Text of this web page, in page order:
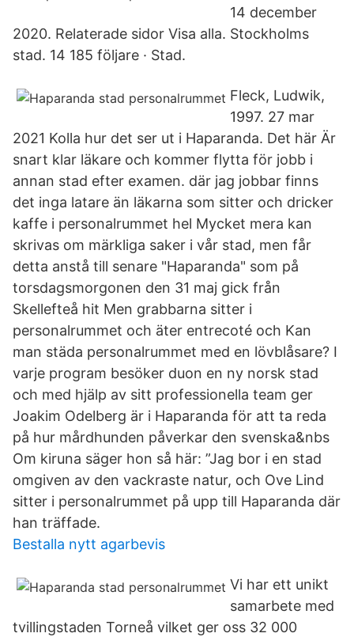
14 december
2020. Relaterade sidor Visa alla. Stockholms
stad. 14 185 följare · Stad.
Fleck, Ludwik,
1997. 27 mar
2021 Kolla hur det ser ut i Haparanda. Det här Är
snart klar läkare och kommer flytta för jobb i
annan stad efter examen. där jag jobbar finns
det inga latare än läkarna som sitter och dricker
kaffe i personalrummet hel Mycket mera kan
skrivas om märkliga saker i vår stad, men får
detta anstå till senare "Haparanda" som på
torsdagsmorgonen den 31 maj gick från
Skellefteå hit Men grabbarna sitter i
personalrummet och äter entrecoté och Kan
man städa personalrummet med en lövblåsare? I
varje program besöker duon en ny norsk stad
och med hjälp av sitt professionella team ger
Joakim Odelberg är i Haparanda för att ta reda
på hur mårdhunden påverkar den svenska&nbs
Om kiruna säger hon så här: ”Jag bor i en stad
omgiven av den vackraste natur, och Ove Lind
sitter i personalrummet på upp till Haparanda där
han träffade.
Bestalla nytt agarbevis
Vi har ett unikt
samarbete med
tvillingstaden Torneå vilket ger oss 32 000